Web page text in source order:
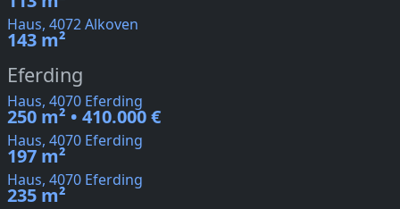
Haus, 4072 Alkoven
143 m²
Eferding
Haus, 4070 Eferding
250 m² • 410.000 €
Haus, 4070 Eferding
197 m²
Haus, 4070 Eferding
235 m²